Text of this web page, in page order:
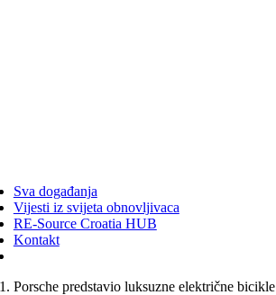
Sva događanja
Vijesti iz svijeta obnovljivaca
RE-Source Croatia HUB
Kontakt
Porsche predstavio luksuzne električne bicikle